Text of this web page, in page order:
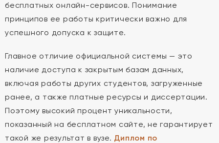
бесплатных онлайн-сервисов. Понимание
принципов ее работы критически важно для
успешного допуска к защите.
Главное отличие официальной системы — это
наличие доступа к закрытым базам данных,
включая работы других студентов, загруженные
ранее, а также платные ресурсы и диссертации.
Поэтому высокий процент уникальности,
показанный на бесплатном сайте, не гарантирует
такой же результат в вузе. Диплом по